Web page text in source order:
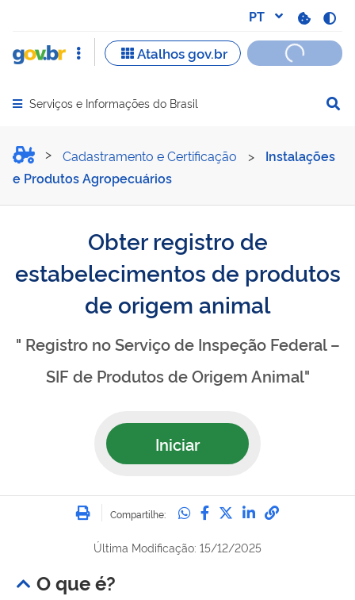
Abrir menu principal de navegação
Serviços e Informações do Brasil
Obter registro de
Cadastramento e Certificação >
Instalações
e Produtos Agropecuários
Obter registro de
estabelecimentos de produtos
de origem animal
" Registro no Serviço de Inspeção Federal –
SIF de Produtos de Origem Animal"
Iniciar
Imprimir
Compartilhe: Compartilhe no
Compartilhe no
Compartilhe no
Compartilhe
Última Modificação: 15/12/2025
O que é?